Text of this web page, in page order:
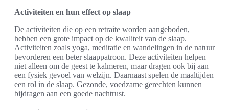
Activiteiten en hun effect op slaap
De activiteiten die op een retraite worden aangeboden,
hebben een grote impact op de kwaliteit van de slaap.
Activiteiten zoals yoga, meditatie en wandelingen in de natuur
bevorderen een beter slaappatroon. Deze activiteiten helpen
niet alleen om de geest te kalmeren, maar dragen ook bij aan
een fysiek gevoel van welzijn. Daarnaast spelen de maaltijden
een rol in de slaap. Gezonde, voedzame gerechten kunnen
bijdragen aan een goede nachtrust.